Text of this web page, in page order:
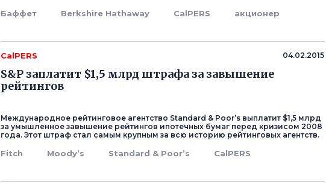
Баффет Berkshire Hathaway CalPERS акционер
CalPERS 04.02.2015
S&P заплатит $1,5 млрд штрафа за завышение
рейтингов
Международное рейтинговое агентство Standard & Poor’s выплатит $1,5 млрд
за умышленное завышение рейтингов ипотечных бумаг перед кризисом 2008
года. Этот штраф стал самым крупным за всю историю рейтинговых агентств.
Fitch Moody’s Standard & Poor’s CalPERS